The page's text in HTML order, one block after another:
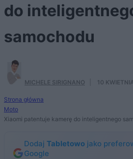
do
samochodu
MICHELE SIRIGNANO 10
Strona główna
Moto
Xiaomi patentuje kamerę do inteligentnego
Dodaj Tabletowo jako
Google